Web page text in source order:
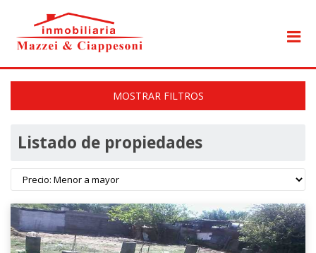
MOSTRAR FILTROS
Listado de propiedades